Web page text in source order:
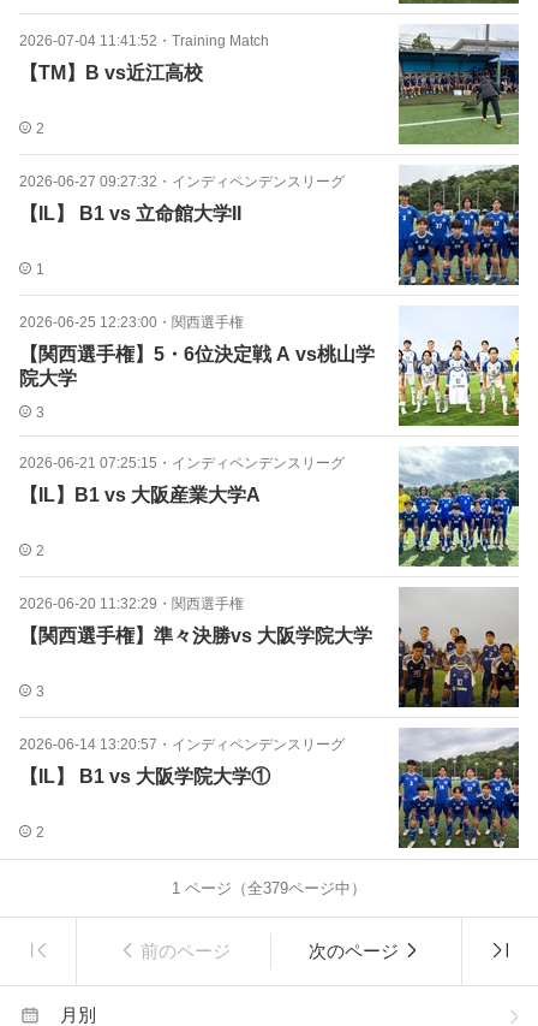
2026-07-04 11:41:52 ・ Training Match
【TM】B vs近江高校
2
2026-06-27 09:27:32 ・ インディペンデンスリーグ
【IL】 B1 vs 立命館大学II
1
2026-06-25 12:23:00 ・ 関西選手権
【関西選手権】5・6位決定戦 A vs桃山学
院大学
3
2026-06-21 07:25:15 ・ インディペンデンスリーグ
【IL】B1 vs 大阪産業大学A
2
2026-06-20 11:32:29 ・ 関西選手権
【関西選手権】準々決勝vs 大阪学院大学
3
2026-06-14 13:20:57 ・ インディペンデンスリーグ
【IL】 B1 vs 大阪学院大学①
2
1 ページ（全379ページ中）
前のページ 次のページ
月別